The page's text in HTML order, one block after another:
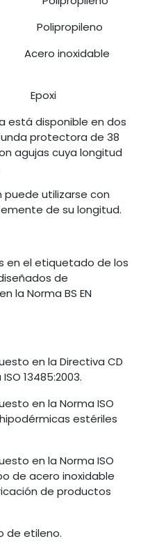
está disponible en dos
protectora de 38
agujas cuya longitud
utilizarse con
de su longitud.
en el etiquetado de los
de
la Norma BS EN
en la Directiva CD
13485:2003.
en la Norma ISO
estériles
en la Norma ISO
de acero inoxidable
de productos
de etileno.